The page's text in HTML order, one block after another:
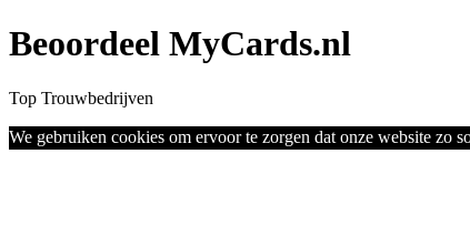
Beoordeel MyCards.nl
Top Trouwbedrijven
We gebruiken cookies om ervoor te zorgen dat onze website zo